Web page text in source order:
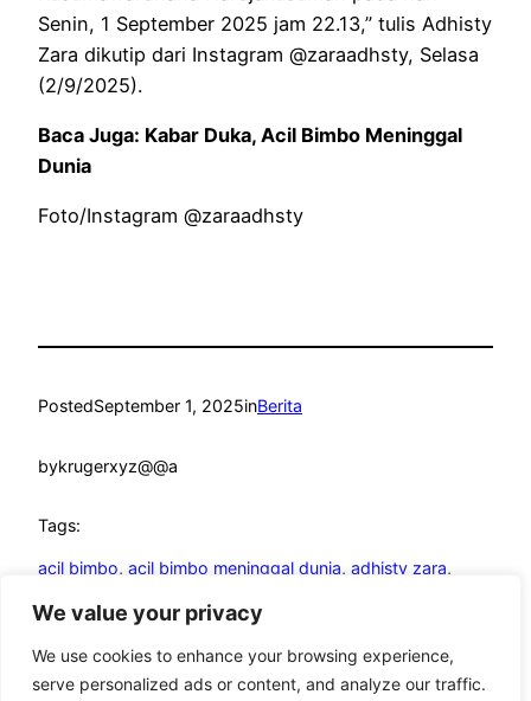
We value your privacy
We use cookies to enhance your browsing experience,
serve personalized ads or content, and analyze our traffic.
Senin, 1 September 2025 jam 22.13,” tulis Adhisty
Zara dikutip dari Instagram @zaraadhsty, Selasa
(2/9/2025).
Baca Juga: Kabar Duka, Acil Bimbo Meninggal
Dunia
Foto/Instagram @zaraadhsty
PostedSeptember 1, 2025inBerita
bykrugerxyz@@a
Tags:
acil bimbo, acil bimbo meninggal dunia, adhisty zara